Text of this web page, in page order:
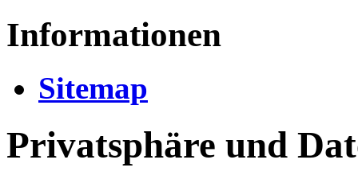
Informationen
Sitemap
Privatsphäre und